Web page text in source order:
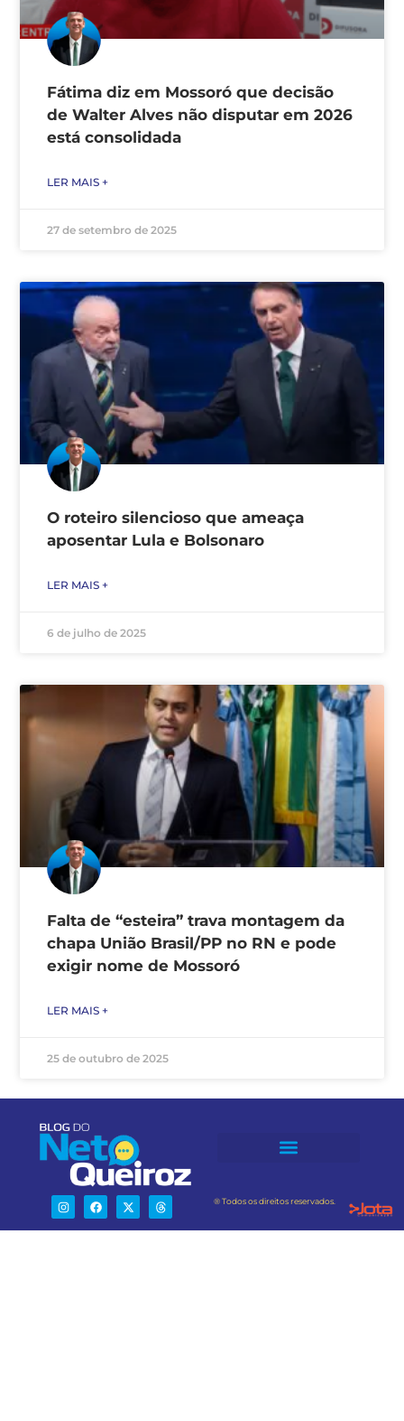
Fátima diz em Mossoró que decisão
de Walter Alves não disputar em 2026
está consolidada
LER MAIS +
27 de setembro de 2025
O roteiro silencioso que ameaça
aposentar Lula e Bolsonaro
LER MAIS +
6 de julho de 2025
Falta de “esteira” trava montagem da
chapa União Brasil/PP no RN e pode
exigir nome de Mossoró
LER MAIS +
25 de outubro de 2025
® Todos os direitos reservados.